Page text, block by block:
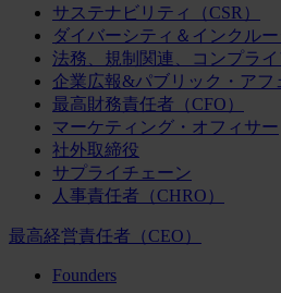
サステナビリティ（CSR）
ダイバーシティ＆インクル
法務、規制関連、コンプライ
企業広報&パブリック・アフ
最高財務責任者（CFO）
マーケティング・オフィサー
社外取締役
サプライチェーン
人事責任者（CHRO）
最高経営責任者（CEO）
Founders